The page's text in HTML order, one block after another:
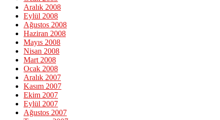
Aralık 2008
Eylül 2008
Ağustos 2008
Haziran 2008
Mayıs 2008
Nisan 2008
Mart 2008
Ocak 2008
Aralık 2007
Kasım 2007
Ekim 2007
Eylül 2007
Ağustos 2007